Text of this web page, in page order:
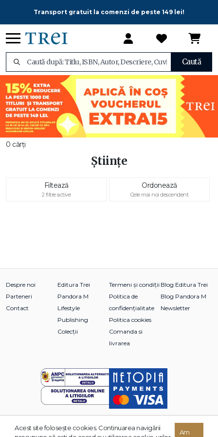
Transport gratuit la comenzi de peste 149 lei!
Caută
0 cărți
Științe
Filtează
2 filtre active
Ordonează
Cele mai noi descendent
Despre noi
Parteneri
Contact
Editura Trei
Pandora M
Lifestyle
Publishing
Colecții
Termeni și condiții
Politica de
confidențialitate
Politica cookies
Comanda si
livrarea
Blog Editura Trei
Blog Pandora M
Newsletter
© 2026 Grupul Editorial TREI. Toate drepturile rezervate.
Acest site foloseşte cookies. Continuarea navigării
Am